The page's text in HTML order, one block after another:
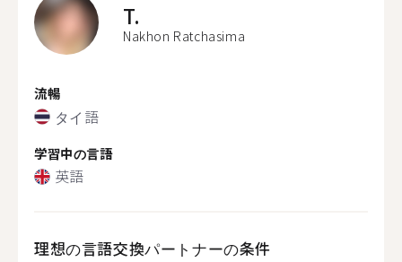
T.
Nakhon Ratchasima
流暢
タイ語
学習中の言語
英語
理想の言語交換パートナーの条件